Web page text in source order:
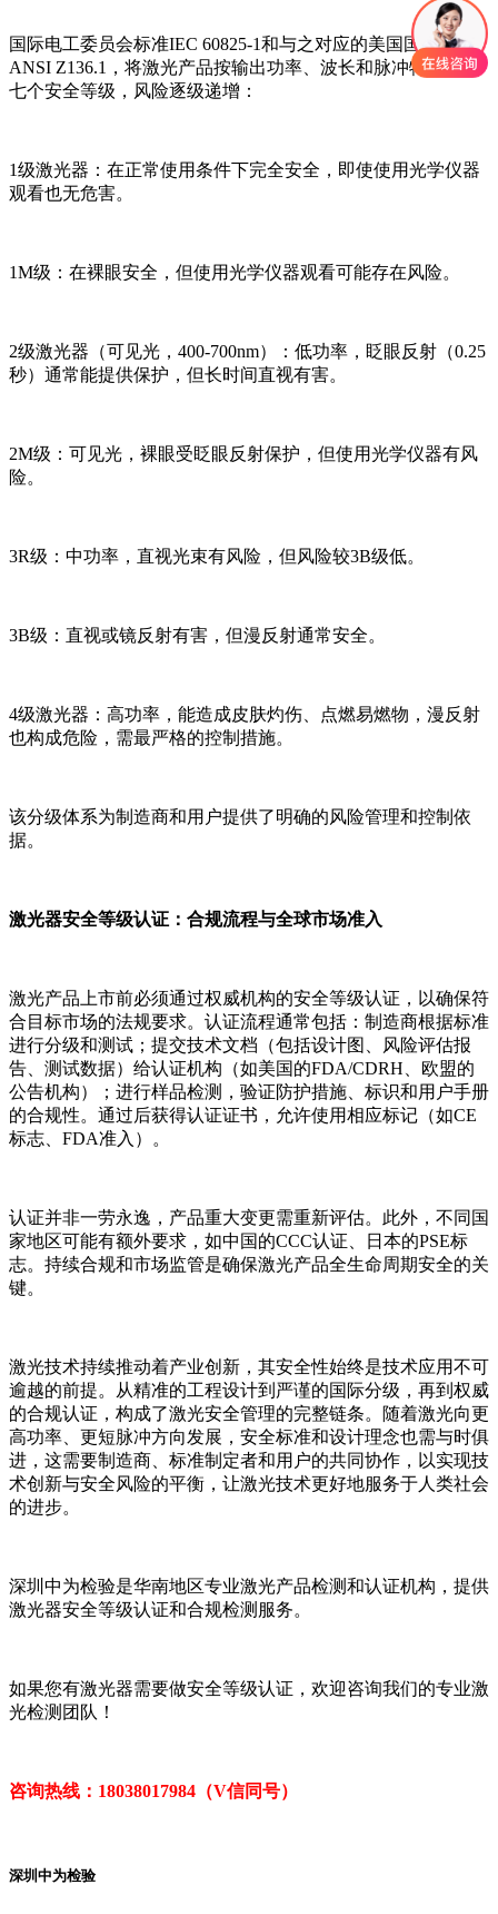
国际电工委员会标准IEC 60825-1和与之对应的美国国家标准
ANSI Z136.1，将激光产品按输出功率、波长和脉冲特性分为
七个安全等级，风险逐级递增：
1级激光器：在正常使用条件下完全安全，即使使用光学仪器
观看也无危害。
1M级：在裸眼安全，但使用光学仪器观看可能存在风险。
2级激光器（可见光，400-700nm）：低功率，眨眼反射（0.25
秒）通常能提供保护，但长时间直视有害。
2M级：可见光，裸眼受眨眼反射保护，但使用光学仪器有风
险。
3R级：中功率，直视光束有风险，但风险较3B级低。
3B级：直视或镜反射有害，但漫反射通常安全。
4级激光器：高功率，能造成皮肤灼伤、点燃易燃物，漫反射
也构成危险，需最严格的控制措施。
该分级体系为制造商和用户提供了明确的风险管理和控制依
据。
激光器安全等级认证：合规流程与全球市场准入
激光产品上市前必须通过权威机构的安全等级认证，以确保符
合目标市场的法规要求。认证流程通常包括：制造商根据标准
进行分级和测试；提交技术文档（包括设计图、风险评估报
告、测试数据）给认证机构（如美国的FDA/CDRH、欧盟的
公告机构）；进行样品检测，验证防护措施、标识和用户手册
的合规性。通过后获得认证证书，允许使用相应标记（如CE
标志、FDA准入）。
认证并非一劳永逸，产品重大变更需重新评估。此外，不同国
家地区可能有额外要求，如中国的CCC认证、日本的PSE标
志。持续合规和市场监管是确保激光产品全生命周期安全的关
键。
激光技术持续推动着产业创新，其安全性始终是技术应用不可
逾越的前提。从精准的工程设计到严谨的国际分级，再到权威
的合规认证，构成了激光安全管理的完整链条。随着激光向更
高功率、更短脉冲方向发展，安全标准和设计理念也需与时俱
进，这需要制造商、标准制定者和用户的共同协作，以实现技
术创新与安全风险的平衡，让激光技术更好地服务于人类社会
的进步。
深圳中为检验是华南地区专业激光产品检测和认证机构，提供
激光器安全等级认证和合规检测服务。
如果您有激光器需要做安全等级认证，欢迎咨询我们的专业激
光检测团队！
咨询热线：18038017984（V信同号）
深圳中为检验